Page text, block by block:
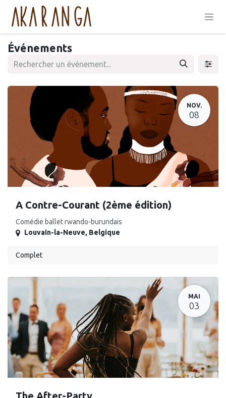
Se rendre au contenu
Événements
NOV.
08
A Contre-Courant (2ème édition)
Comédie ballet rwando-burundais
Louvain-la-Neuve, Belgique
Complet
MAI
03